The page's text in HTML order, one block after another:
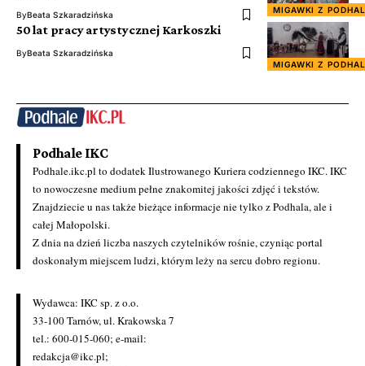
MIGAWKI Z
ByBeata Szkaradzińska
MIGAWKI Z
50 lat pracy artystycznej Karkoszki
ByBeata Szkaradzińska
Podhale IKC
Podhale.ikc.pl to dodatek Ilustrowanego Kuriera codziennego IKC. IKC
to nowoczesne medium pełne znakomitej jakości zdjęć i tekstów.
Znajdziecie u nas także bieżące informacje nie tylko z Podhala, ale i
całej Małopolski.
Z dnia na dzień liczba naszych czytelników rośnie, czyniąc portal
doskonałym miejscem ludzi, którym leży na sercu dobro regionu.
Wydawca: IKC sp. z o.o.
33-100 Tarnów, ul. Krakowska 7
tel.: 600-015-060; e-mail:
redakcja@ikc.pl;